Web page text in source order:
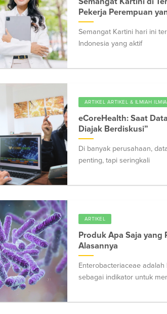
Pekerja Perempuan
Semangat Kartini hari ini
Indonesia yang aktif
ARTIKEL ARTIKEL & ILMIAH
eCoreHealth: Saat
Diajak Berdiskusi”
Di banyak perusahaan,
penting, tapi seringkali
ARTIKEL
Produk Apa Saja yang
Alasannya
Enterobacteriaceae
sebagai indikator untuk